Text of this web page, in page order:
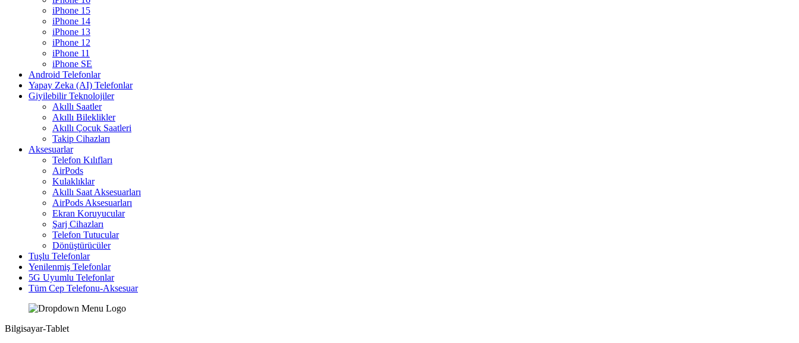
iPhone 15
iPhone 14
iPhone 13
iPhone 12
iPhone 11
iPhone SE
Android Telefonlar
Yapay Zeka (AI) Telefonlar
Giyilebilir Teknolojiler
Akıllı Saatler
Akıllı Bileklikler
Akıllı Çocuk Saatleri
Takip Cihazları
Aksesuarlar
Telefon Kılıfları
AirPods
Kulaklıklar
Akıllı Saat Aksesuarları
AirPods Aksesuarları
Ekran Koruyucular
Şarj Cihazları
Telefon Tutucular
Dönüştürücüler
Tuşlu Telefonlar
Yenilenmiş Telefonlar
5G Uyumlu Telefonlar
Tüm Cep Telefonu-Aksesuar
Bilgisayar-Tablet